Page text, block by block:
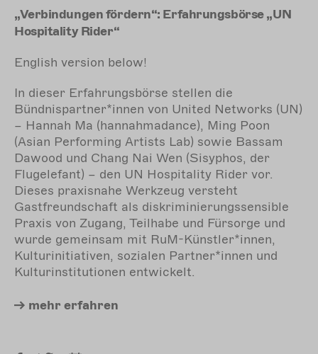
„Verbindungen fördern“: Erfahrungsbörse „UN
Hospitality Rider“
English version below!
In dieser Erfahrungsbörse stellen die
Bündnispartner*innen von United Networks (UN)
– Hannah Ma (hannahmadance), Ming Poon
(Asian Performing Artists Lab) sowie Bassam
Dawood und Chang Nai Wen (Sisyphos, der
Flugelefant) – den UN Hospitality Rider vor.
Dieses praxisnahe Werkzeug versteht
Gastfreundschaft als diskriminierungssensible
Praxis von Zugang, Teilhabe und Fürsorge und
wurde gemeinsam mit RuM-Künstler*innen,
Kulturinitiativen, sozialen Partner*innen und
Kulturinstitutionen entwickelt.
mehr erfahren